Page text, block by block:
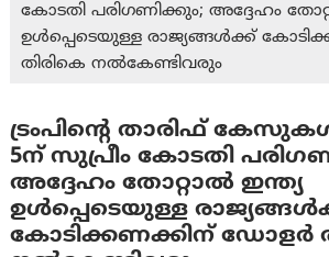
കോടതി പരിഗണിക്കും; അദ്ദേഹം
ഉൾപ്പെടെയുള്ള രാജ്യങ്ങൾക്ക്
തിരികെ നൽകേണ്ടിവരും
ട്രംപിന്റെ താരിഫ്
5ന് സുപ്രീം കോടതി
അദ്ദേഹം തോറ്റാൽ ഇന്ത്യ
ഉൾപ്പെടെയുള്ള
കോടിക്കണക്കിന് ഡോളർ